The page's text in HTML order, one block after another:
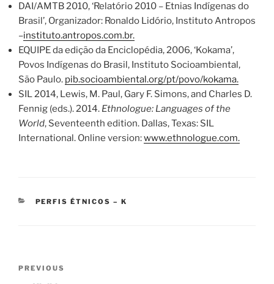
DAI/AMTB 2010, ‘Relatório 2010 – Etnias Indígenas do
Brasil’, Organizador: Ronaldo Lidório, Instituto Antropos
–instituto.antropos.com.br.
EQUIPE da edição da Enciclopédia, 2006, ‘Kokama’,
Povos Indígenas do Brasil, Instituto Socioambiental,
São Paulo. pib.socioambiental.org/pt/povo/kokama.
SIL 2014, Lewis, M. Paul, Gary F. Simons, and Charles D.
Fennig (eds.). 2014. Ethnologue: Languages of the
World, Seventeenth edition. Dallas, Texas: SIL
International. Online version:www.ethnologue.com.
CATEGORIES
PERFIS ÉTNICOS – K
Previous
PREVIOUS